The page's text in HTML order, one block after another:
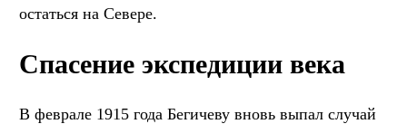
остаться на Севере.
Спасение экспедиции века
В феврале 1915 года Бегичеву вновь выпал случай